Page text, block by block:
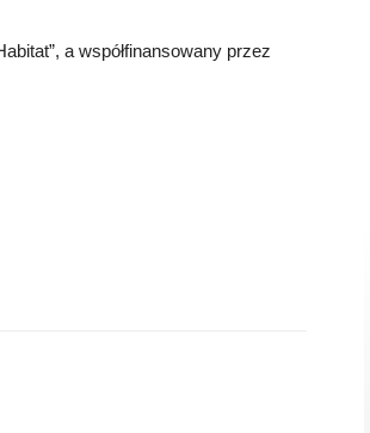
a współfinansowany przez